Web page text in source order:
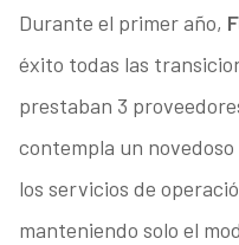
Durante el primer año,
éxito todas las
prestaban 3
contempla un
los servicios de
manteniendo solo el